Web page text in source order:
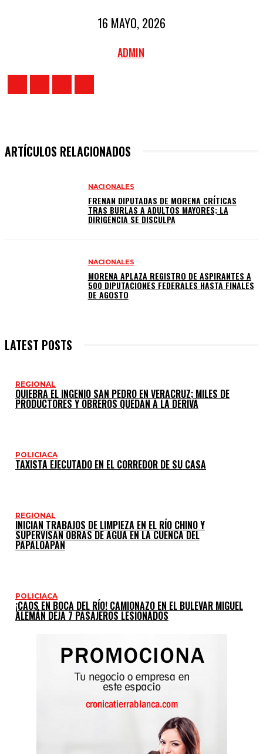
16 MAYO, 2026
ADMIN
ARTÍCULOS RELACIONADOS
NACIONALES
FRENAN DIPUTADAS DE MORENA CRÍTICAS
TRAS BURLAS A ADULTOS MAYORES; LA
DIRIGENCIA SE DISCULPA
NACIONALES
MORENA APLAZA REGISTRO DE ASPIRANTES A
500 DIPUTACIONES FEDERALES HASTA FINALES
DE AGOSTO
LATEST POSTS
REGIONAL
QUIEBRA EL INGENIO SAN PEDRO EN VERACRUZ; MILES DE
PRODUCTORES Y OBREROS QUEDAN A LA DERIVA
POLICIACA
TAXISTA EJECUTADO EN EL CORREDOR DE SU CASA
REGIONAL
INICIAN TRABAJOS DE LIMPIEZA EN EL RÍO CHINO Y
SUPERVISAN OBRAS DE AGUA EN LA CUENCA DEL
PAPALOAPAN
POLICIACA
¡CAOS EN BOCA DEL RÍO! CAMIONAZO EN EL BULEVAR MIGUEL
ALEMÁN DEJA 7 PASAJEROS LESIONADOS